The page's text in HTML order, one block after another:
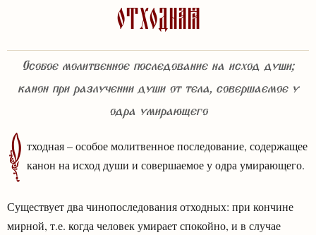
Отходная
Особое молитвенное последование на исход души;
канон при разлучении души от тела, совершаемое у
одра умирающего
О тходная – особое молитвенное последование, содержащее
канон на исход души и совершаемое у одра умирающего.
Существует два чинопоследования отходных: при кончине
мирной, т.е. когда человек умирает спокойно, и в случае